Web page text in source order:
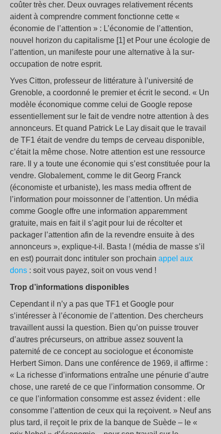
coûter très cher. Deux ouvrages relativement récents
aident à comprendre comment fonctionne cette «
économie de l’attention » : L’économie de l’attention,
nouvel horizon du capitalisme [1] et Pour une écologie de
l’attention, un manifeste pour une alternative à la sur-
occupation de notre esprit.
Yves Citton, professeur de littérature à l’université de
Grenoble, a coordonné le premier et écrit le second. « Un
modèle économique comme celui de Google repose
essentiellement sur le fait de vendre notre attention à des
annonceurs. Et quand Patrick Le Lay disait que le travail
de TF1 était de vendre du temps de cerveau disponible,
c’était la même chose. Notre attention est une ressource
rare. Il y a toute une économie qui s’est constituée pour la
vendre. Globalement, comme le dit Georg Franck
(économiste et urbaniste), les mass media offrent de
l’information pour moissonner de l’attention. Un média
comme Google offre une information apparemment
gratuite, mais en fait il s’agit pour lui de récolter et
packager l’attention afin de la revendre ensuite à des
annonceurs », explique-t-il. Basta ! (média de masse s’il
en est) pourrait donc intituler son prochain appel aux
dons : soit vous payez, soit on vous vend !
Trop d’informations disponibles
Cependant il n’y a pas que TF1 et Google pour
s’intéresser à l’économie de l’attention. Des chercheurs
travaillent aussi la question. Bien qu’on puisse trouver
d’autres précurseurs, on attribue assez souvent la
paternité de ce concept au sociologue et économiste
Herbert Simon. Dans une conférence de 1969, il affirme :
« La richesse d’informations entraîne une pénurie d’autre
chose, une rareté de ce que l’information consomme. Or
ce que l’information consomme est assez évident : elle
consomme l’attention de ceux qui la reçoivent. » Neuf ans
plus tard, il reçoit le prix de la banque de Suède – le «